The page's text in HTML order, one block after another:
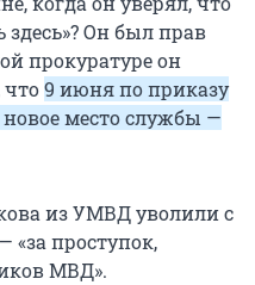
здесь»? Он был прав
прокуратуре он
что9 июня по приказу
место службы —
из УМВД уволили с
проступок,
МВД».